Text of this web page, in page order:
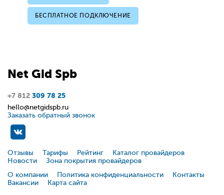
БЕСПЛАТНОЕ ПОДКЛЮЧЕНИЕ
Net Gid Spb
+7 812 309 78 25
hello@netgidspb.ru
Заказать обратный звонок
Отзывы Тарифы Рейтинг
Каталог провайдеров
Новости
Зона покрытия провайдеров
О компании
Политика конфиденциальности
Контакты
Вакансии
Карта сайта